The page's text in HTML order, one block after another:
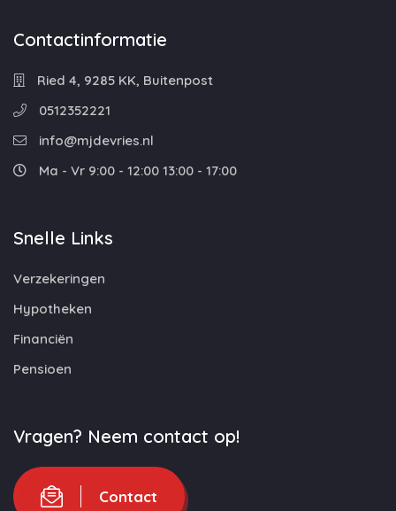
Contactinformatie
Ried 4, 9285 KK, Buitenpost
0512352221
info@mjdevries.nl
Ma - Vr 9:00 - 12:00 13:00 - 17:00
Snelle Links
Verzekeringen
Hypotheken
Financiën
Pensioen
Vragen? Neem contact op!
Contact